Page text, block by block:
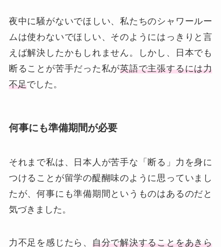
夜中に騒がないでほしい、私たちのシャワールー
ムは使わないでほしい、そのようにはっきりと言
えば解決したかもしれません。しかし、日本でも
断ることが苦手だった私が英語で主張するには力
不足でした。
何事にも準備期間が必要
それまで私は、日本人が苦手な「断る」力を身に
つけることが留学の醍醐味のように思っていまし
たが、何事にも準備期間というものはあるのだと
気づきました。
力不足を感じたら、 自分で解決することをあきら